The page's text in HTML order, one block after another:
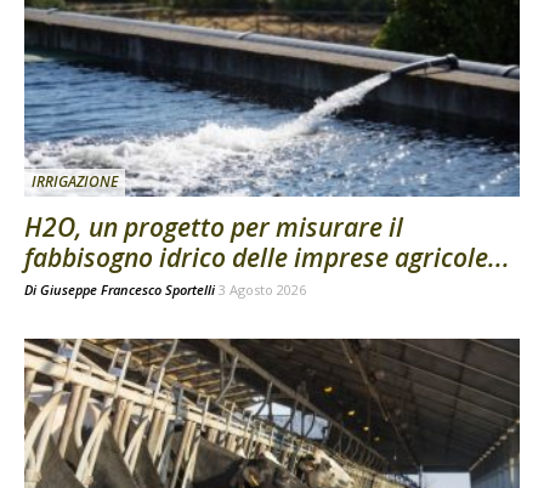
IRRIGAZIONE
H2O, un progetto per misurare il
fabbisogno idrico delle imprese agricole...
Di Giuseppe Francesco Sportelli 3 Agosto 2026